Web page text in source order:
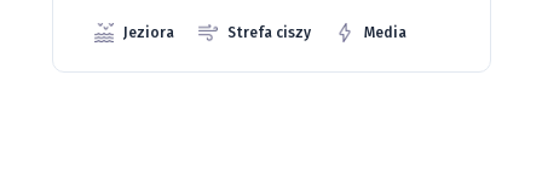
Jeziora Strefa ciszy Media